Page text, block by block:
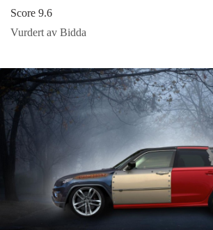
Score 9.6
Vurdert av Bidda